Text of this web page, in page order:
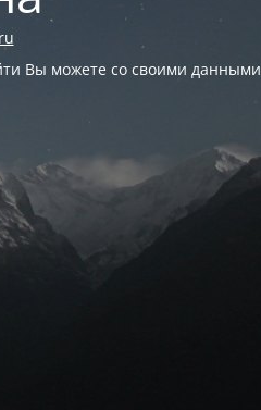
Вы можете со своими данными